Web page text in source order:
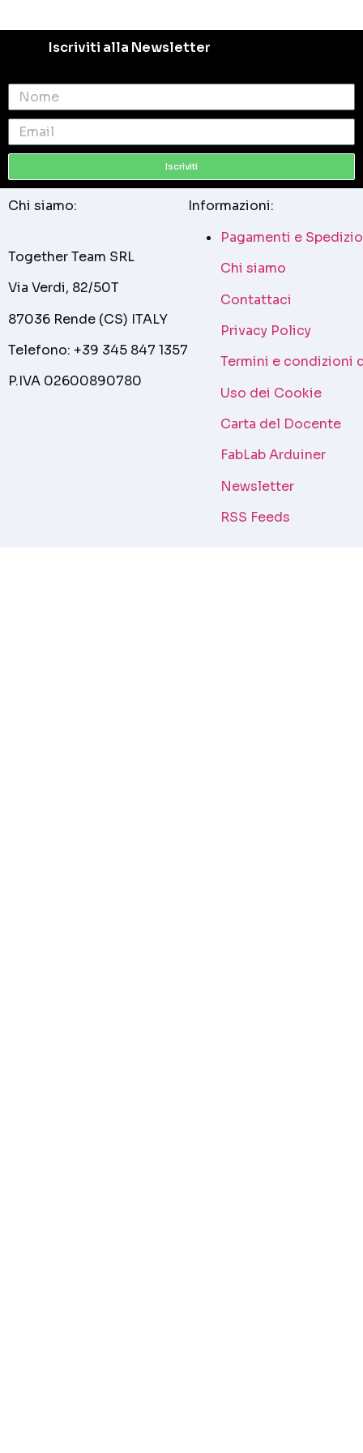
Iscriviti alla Newsletter
Iscriviti
Chi siamo:
Together Team SRL
Via Verdi, 82/50T
87036 Rende (CS) ITALY
Telefono: +39 345 847 1357
P.IVA 02600890780
Informazioni:
Pagamenti e
Chi siamo
Contattaci
Privacy Policy
Termini e condizioni
Uso dei Cookie
Carta del Docente
FabLab Arduiner
Newsletter
RSS Feeds